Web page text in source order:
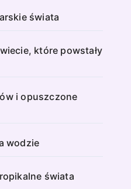
świata
które powstały
i opuszczone
wodzie
świata